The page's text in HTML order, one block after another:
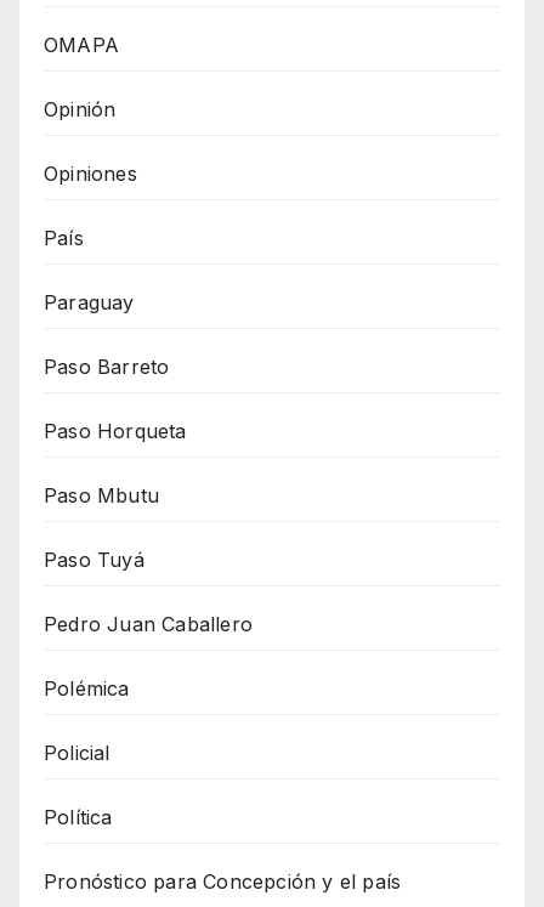
OMAPA
Opinión
Opiniones
País
Paraguay
Paso Barreto
Paso Horqueta
Paso Mbutu
Paso Tuyá
Pedro Juan Caballero
Polémica
Policial
Política
Pronóstico para Concepción y el país